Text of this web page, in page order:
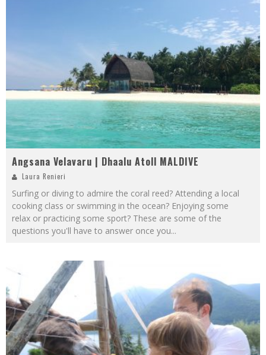
Angsana Velavaru | Dhaalu Atoll MALDIVE
Laura Renieri
Surfing or diving to admire the coral reed? Attending a local
cooking class or swimming in the ocean? Enjoying some
relax or practicing some sport? These are some of the
questions you'll have to answer once you...